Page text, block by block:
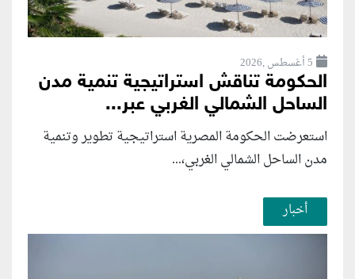
5 أغسطس ,2026
الحكومة تناقش استراتيجية تنمية مدن
الساحل الشمالي الغربي عبر...
استعرضت الحكومة المصرية استراتيجية تطوير وتنمية
مدن الساحل الشمالي الغربي،...
أخبار